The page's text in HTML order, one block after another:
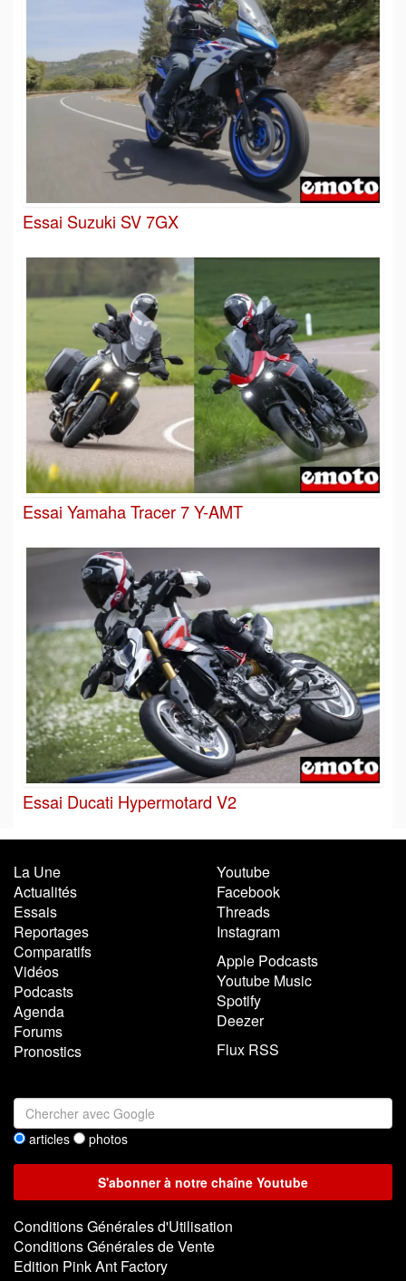
Essai Suzuki SV 7GX
Essai Yamaha Tracer 7 Y-AMT
Essai Ducati Hypermotard V2
La Une
Actualités
Essais
Reportages
Comparatifs
Vidéos
Podcasts
Agenda
Forums
Pronostics
Youtube
Facebook
Threads
Instagram
Apple Podcasts
Youtube Music
Spotify
Deezer
Flux RSS
articles photos
Conditions Générales d'Utilisation
Conditions Générales de Vente
Edition Pink Ant Factory